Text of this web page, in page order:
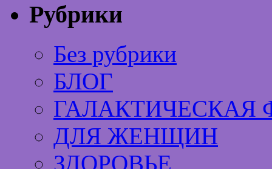
Рубрики
Без рубрики
БЛОГ
ГАЛАКТИЧЕСКАЯ
ДЛЯ ЖЕНЩИН
ЗДОРОВЬЕ